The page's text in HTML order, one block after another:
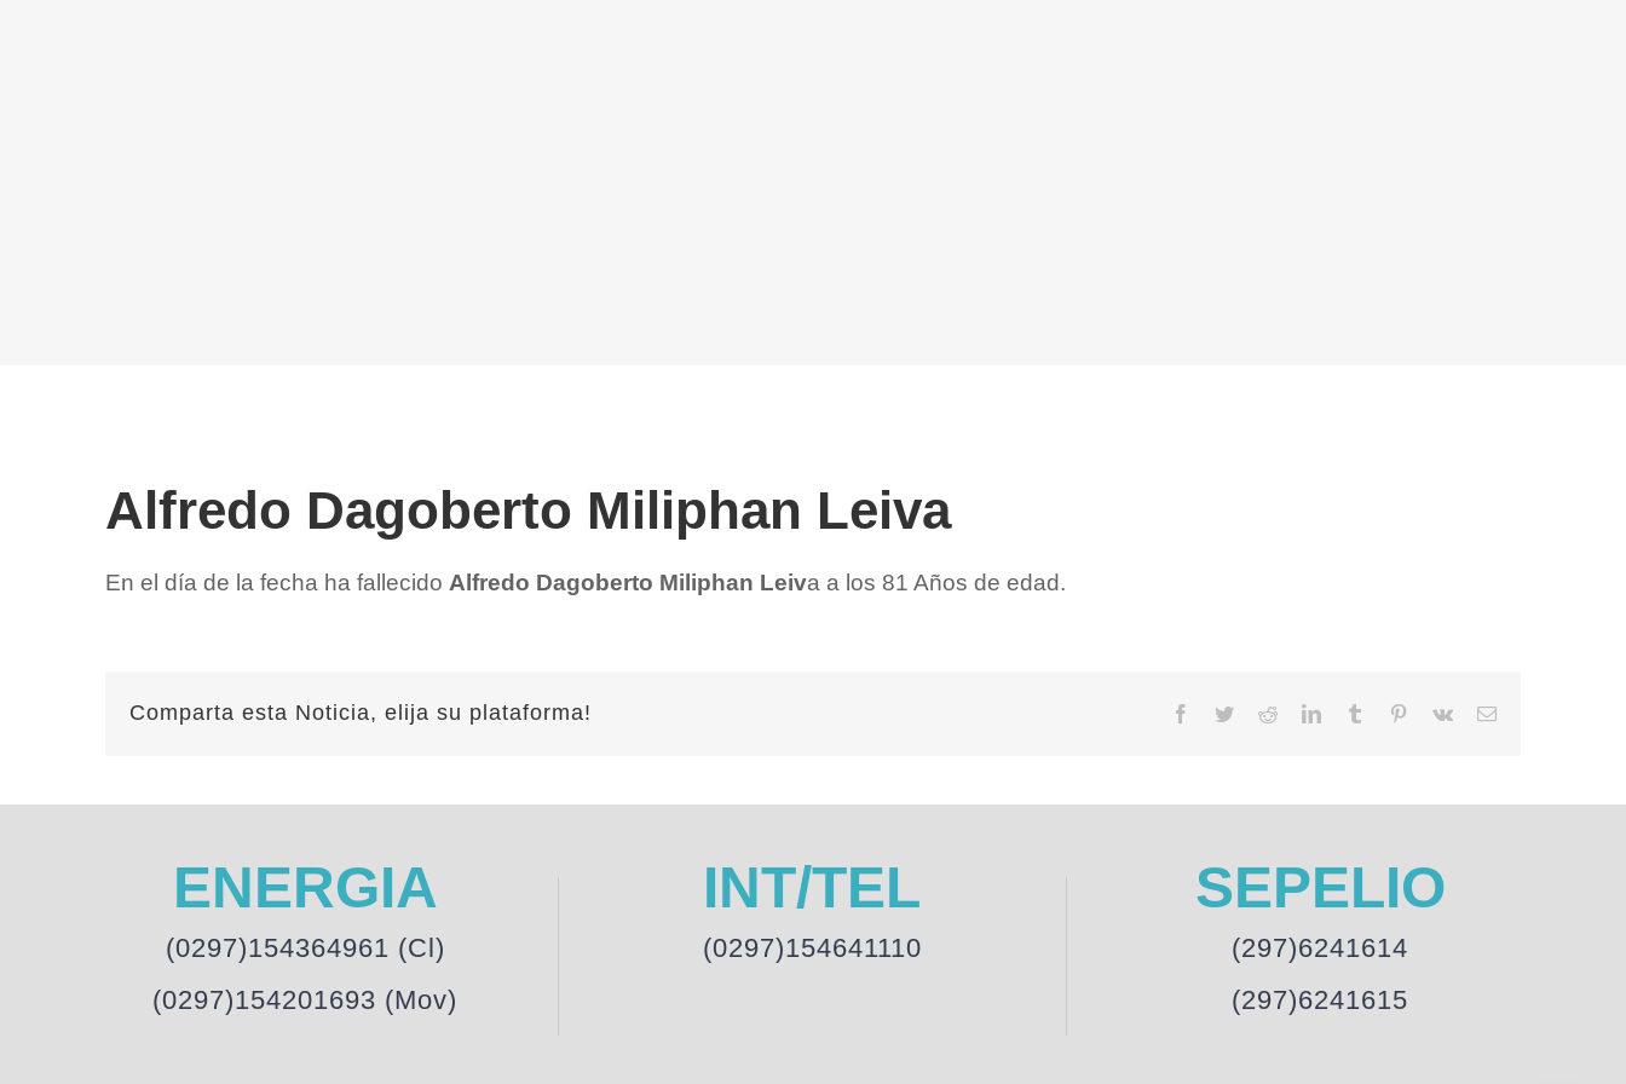
Alfredo Dagoberto Miliphan Leiva
En el día de la fecha ha fallecido Alfredo Dagoberto Miliphan Leiva a los 81 Años de edad.
Comparta esta Noticia, elija su plataforma! Facebook
TwitterRedditLinkedInTumblr Pinterest
Vk Email
ENERGIA
(0297)154364961 (Cl)
(0297)154201693 (Mov)
INT/TEL
(0297)154641110
SEPELIO
(297)6241614
(297)6241615